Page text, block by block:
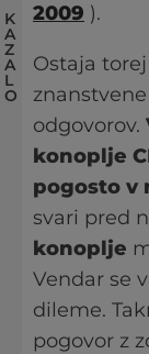
K
A
Z
A
L
O
2009 ).
Ostaja
odgovorov.
konoplje
pogosto v
svari pred
konoplje
Vendar se
dileme.
pogovor z